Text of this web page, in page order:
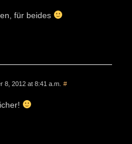
für beides
8, 2012 at 8:41 a.m. #